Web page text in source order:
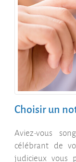
Choisir un
Aviez-vous
célébrant de
judicieux vous